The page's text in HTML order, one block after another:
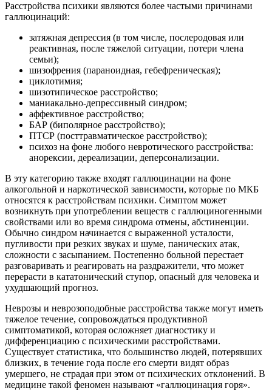
Расстройства психики являются более частыми причинами
галлюцинаций:
затяжная депрессия (в том числе, послеродовая или
реактивная, после тяжелой ситуации, потери члена
семьи);
шизофрения (параноидная, гебефреническая);
циклотимия;
шизотипическое расстройство;
маниакально-депрессивный синдром;
аффективное расстройство;
БАР (биполярное расстройство);
ПТСР (посттравматическое расстройство);
психоз на фоне любого невротического расстройства:
анорексии, дереализации, деперсонализации.
В эту категорию также входят галлюцинации на фоне
алкогольной и наркотической зависимости, которые по МКБ
относятся к расстройствам психики. Симптом может
возникнуть при употреблении веществ с галлюциногенными
свойствами или во время синдрома отмены, абстиненции.
Обычно синдром начинается с выраженной усталости,
пугливости при резких звуках и шуме, панических атак,
сложности с засыпанием. Постепенно больной перестает
разговаривать и реагировать на раздражители, что может
перерасти в кататонический ступор, опасный для человека и
ухудшающий прогноз.
Неврозы и неврозоподобные расстройства также могут иметь
тяжелое течение, сопровождаться продуктивной
симптоматикой, которая осложняет диагностику и
дифференциацию с психическими расстройствами.
Существует статистика, что большинство людей, потерявших
близких, в течение года после его смерти видят образ
умершего, не страдая при этом от психических отклонений. В
медицине такой феномен называют «галлюцинация горя».